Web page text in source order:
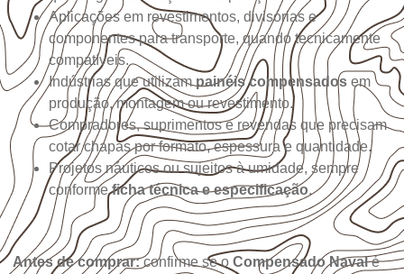
Aplicações em revestimentos, divisórias e
componentes para transporte, quando tecnicamente
compatíveis.
Indústrias que utilizampainéis compensados em
produção, montagem ou revestimento.
Compradores, suprimentos e revendas que precisam
cotar chapas por formato, espessura e quantidade.
Projetos náuticos ou sujeitos à umidade, sempre
conformeficha técnica e especificação.
Antes de comprar:confirme se o Compensado Navalé